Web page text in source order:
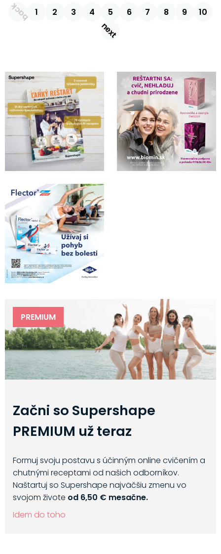
back 1 2 3 4 5 6 7 8 9 10
next
PREMIUM
Začni so Supershape
PREMIUM už teraz
Formuj svoju postavu s účinným online cvičením a
chutnými receptami od našich odborníkov.
Naštartuj so Supershape najväčšiu zmenu vo
svojom živote od 6,50 € mesačne.
Idem do toho